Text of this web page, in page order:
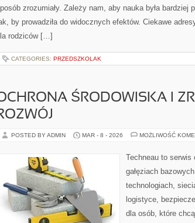
zrozumiały. Zależy nam, aby nauka była bardziej
by prowadziła do widocznych efektów. Ciekawe
rodziców […]
CATEGORIES: PRZEDSZKOLAK
ŚRODOWISKA I
ROZWÓJ
POSTED BY ADMIN MAR - 8 - 2026 MOŻLIWOŚĆ
Techneau to
gałęziach
technologiach,
logistyce,
dla osób, które